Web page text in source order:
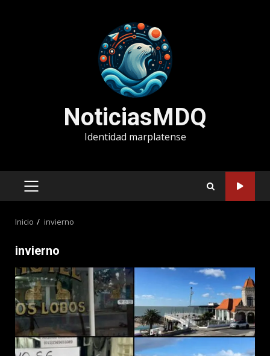
NoticiasMDQ
Identidad marplatense
MENÚ
Inicio invierno
invierno